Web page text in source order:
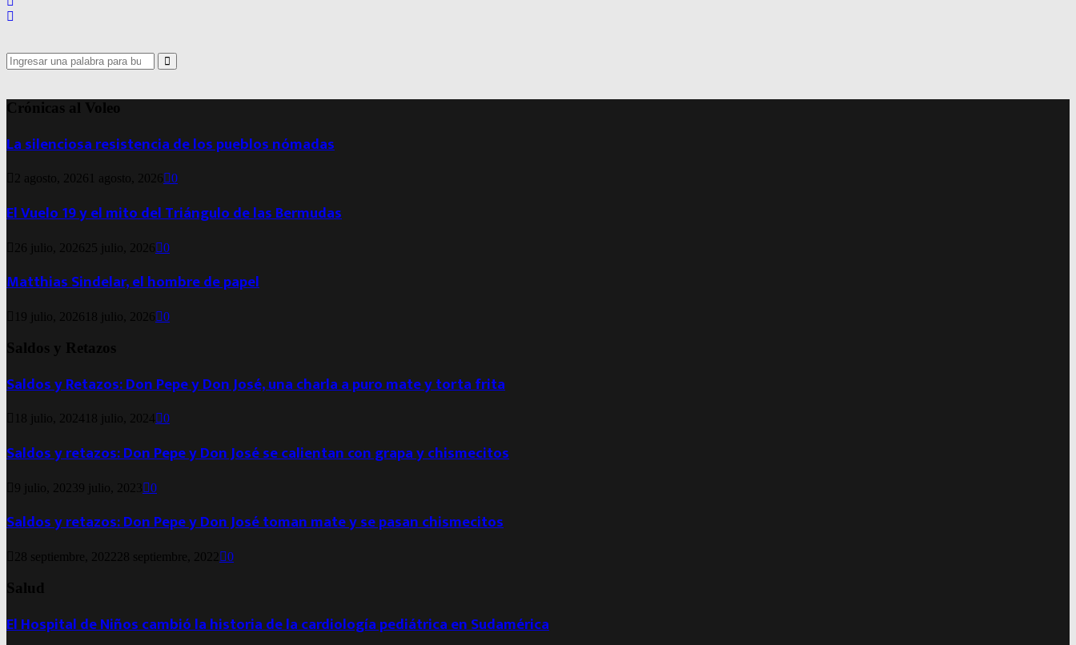
Search
for:
Search
Crónicas al Voleo
La silenciosa resistencia de los pueblos nómadas
2 agosto, 2026 1 agosto, 2026 0
El Vuelo 19 y el mito del Triángulo de las Bermudas
26 julio, 2026 25 julio, 2026 0
Matthias Sindelar, el hombre de papel
19 julio, 2026 18 julio, 2026 0
Saldos y Retazos
Saldos y Retazos: Don Pepe y Don José, una charla a puro mate y torta frita
18 julio, 2024 18 julio, 2024 0
Saldos y retazos: Don Pepe y Don José se calientan con grapa y chismecitos
9 julio, 20239 julio, 2023 0
Saldos y retazos: Don Pepe y Don José toman mate y se pasan chismecitos
28 septiembre, 2022 28 septiembre, 2022 0
Salud
El Hospital de Niños cambió la historia de la cardiología pediátrica en Sudamérica